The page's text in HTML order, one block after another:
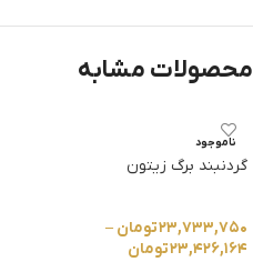
محصولات مشابه
ناموجود
گردنبند برگ زیتون
۲۳,۷۳۳,۷۵۰تومان –
۲۳,۴۲۶,۱۶۴تومان